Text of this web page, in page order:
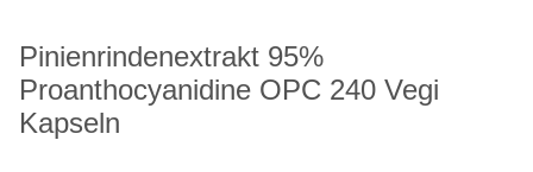
Pinienrindenextrakt 95%
Proanthocyanidine OPC 240 Vegi
Kapseln